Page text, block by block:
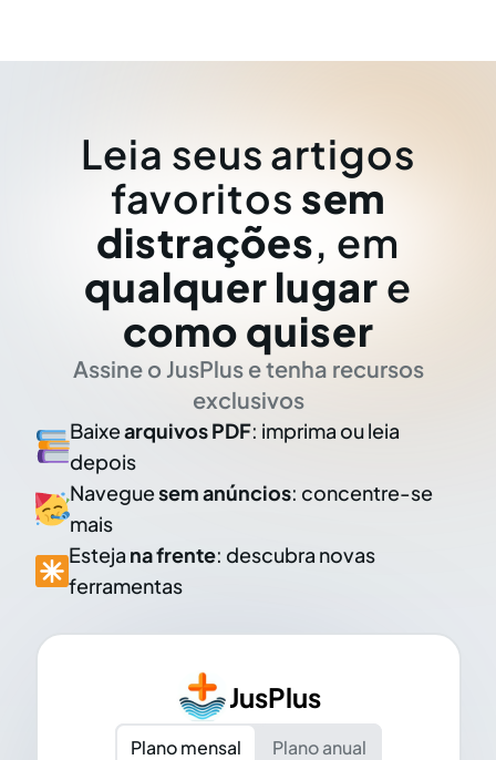
Leia seus artigos
favoritos sem
distrações, em
qualquer lugar e
como quiser
Assine o JusPlus e tenha recursos
exclusivos
Baixearquivos PDF: imprima ou leia
depois
Naveguesem anúncios: concentre-se
mais
Esteja na frente: descubra novas
ferramentas
JusPlus
Plano mensal
Plano anual